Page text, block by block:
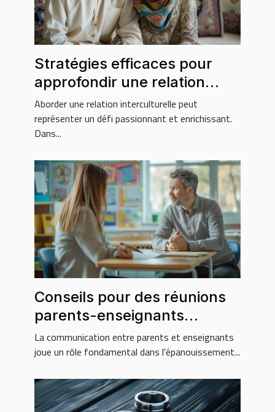
Stratégies efficaces pour
approfondir une relation
avec un partenaire
musulman
Aborder une relation interculturelle peut
représenter un défi passionnant et enrichissant.
Dans...
Conseils pour des réunions
parents-enseignants
constructives
La communication entre parents et enseignants
joue un rôle fondamental dans l'épanouissement...